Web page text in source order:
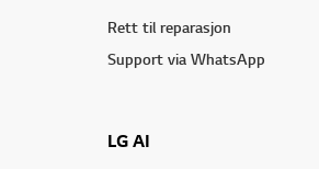
Rett til reparasjon
Support via WhatsApp
LG AI